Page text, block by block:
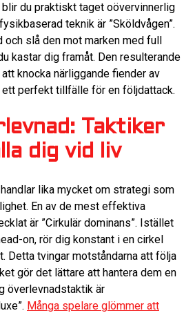
du praktiskt taget oövervinnerlig
teknik är ”Sköldvågen”.
slå den mot marken med full
kastar dig framåt. Den resulterande
knocka närliggande fiender av
ett perfekt tillfälle för en följdattack.
Taktiker
dig vid liv
lika mycket om strategi som
En av de mest effektiva
är ”Cirkulär dominans”. Istället
on, rör dig konstant i en cirkel
Detta tvingar motståndarna att följa
gör det lättare att hantera dem en
överlevnadstaktik är
Många spelare glömmer att